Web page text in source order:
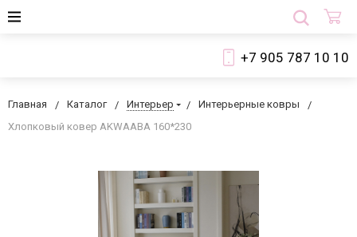
+7 905 787 10 10
Главная Каталог Интерьер
Интерьерные ковры
Хлопковый ковер AKWAABA 160*230